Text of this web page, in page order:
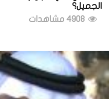
الجميل؟